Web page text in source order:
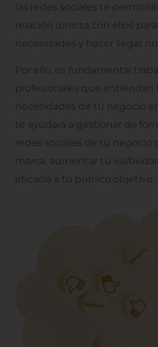
las redes sociales te
relación directa con ellos
necesidades y hacer llegar
Por ello, es fundamental
profesionales que entiendan
necesidades de tu negocio
te ayudará a gestionar de
redes sociales de tu negocio
marca, aumentar tu
eficacia a tu público objetivo.